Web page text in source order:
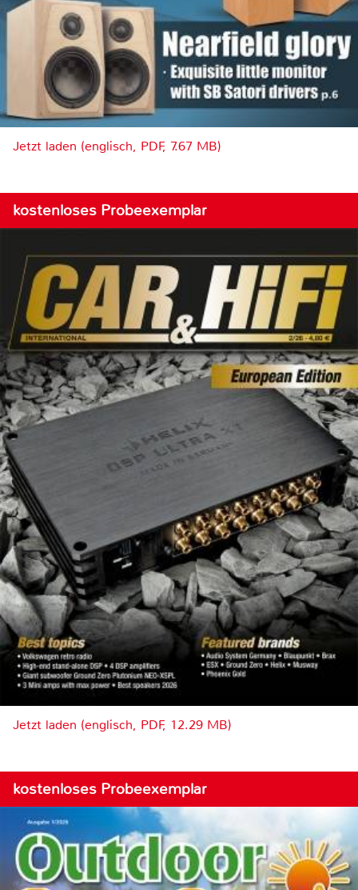
Jetzt laden (englisch, PDF, 7.67 MB)
kostenloses Probeexemplar
Jetzt laden (englisch, PDF, 12.29 MB)
kostenloses Probeexemplar